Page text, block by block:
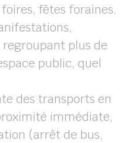
fêtes foraines.
plus de
public, quel
des transports en
immédiate,
(arrêt de bus,